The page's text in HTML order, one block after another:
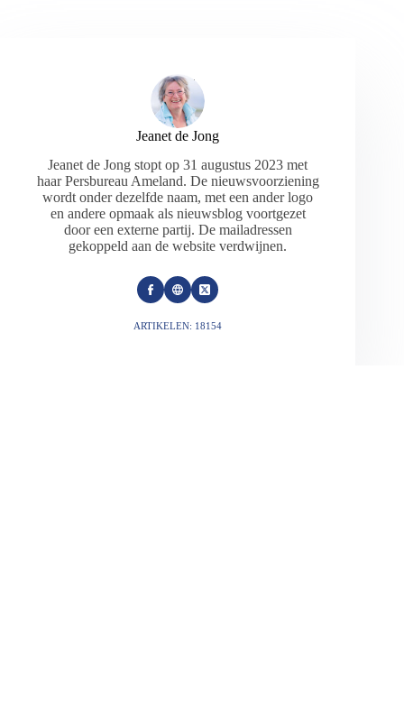
Jeanet de Jong
Jeanet de Jong stopt op 31 augustus 2023 met
haar Persbureau Ameland. De nieuwsvoorziening
wordt onder dezelfde naam, met een ander logo
en andere opmaak als nieuwsblog voortgezet
door een externe partij. De mailadressen
gekoppeld aan de website verdwijnen.
ARTIKELEN: 18154